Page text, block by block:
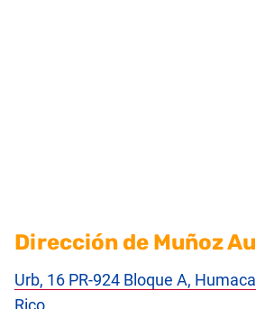
Dirección de Muñoz
Urb, 16 PR-924 Bloque A,
Rico